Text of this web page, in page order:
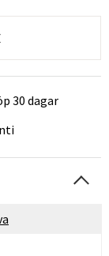
30 dagar